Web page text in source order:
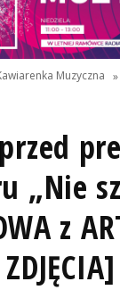
Muzyczna »
„Nie
z
ZDJĘCIA]